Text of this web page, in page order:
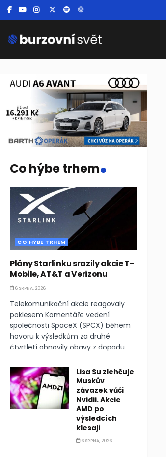
Co hýbe trhem.
CO HÝBE TRHEM
Plány Starlinku srazily akcie T-
Mobile, AT&T a Verizonu
6 SRPNA, 2026
Telekomunikační akcie reagovaly
poklesem Komentáře vedení
společnosti SpaceX (SPCX) během
hovoru k výsledkům za druhé
čtvrtletí obnovily obavy z dopadu...
Lisa Su zlehčuje
Muskův
závazek vůči
Nvidii. Akcie
AMD po
výsledcích
klesají
6 SRPNA, 2026